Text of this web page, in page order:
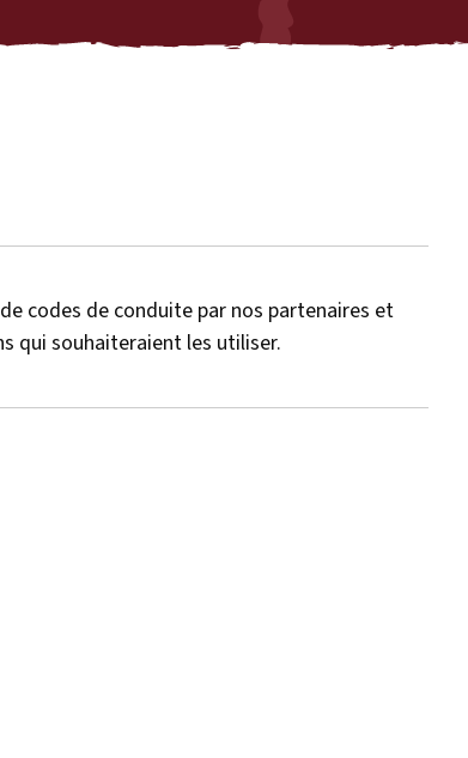
codes de conduite par nos partenaires et
qui souhaiteraient les utiliser.